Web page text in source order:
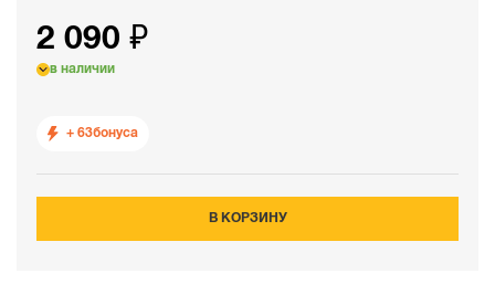
2 090 ₽
в наличии
+ 63бонуса
В КОРЗИНУ